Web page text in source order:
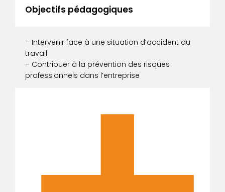
Objectifs pédagogiques
– Intervenir face à une situation d’accident du
travail
– Contribuer à la prévention des risques
professionnels dans l’entreprise